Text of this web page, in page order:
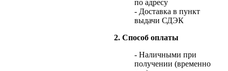
по адресу
- Доставка в пункт
выдачи СДЭК
2. Способ оплаты
- Наличными при
получении (временно